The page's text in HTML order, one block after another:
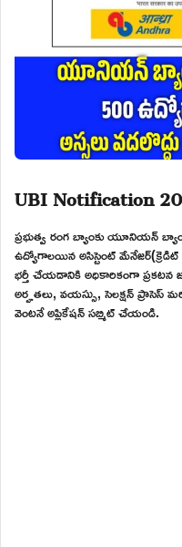
UBI Notification
ప్రభుత్వ రంగ బ్యాంకు యూనియన్
ఉద్యోగాలయిన అసిస్టెంట్
భర్తీ చేయడానికి అధికారికంగా ప్రకటన
అర్హతలు, వయస్సు, సెలక్షన్
వెంటనే అప్లికేషన్ సబ్మిట్ చేయండి.